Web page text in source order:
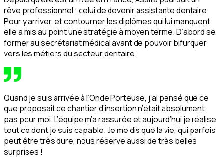
rêve professionnel : celui de devenir assistante dentaire.
Pour y arriver, et contourner les diplômes qui lui manquent,
elle a mis au point une stratégie à moyen terme. D’abord se
former au secrétariat médical avant de pouvoir bifurquer
vers les métiers du secteur dentaire.
Quand je suis arrivée à l’Onde Porteuse, j’ai pensé que ce
que proposait ce chantier d’insertion n’était absolument
pas pour moi. L’équipe m’a rassurée et aujourd’hui je réalise
tout ce dont je suis capable. Je me dis que la vie, qui parfois
peut être très dure, nous réserve aussi de très belles
surprises !